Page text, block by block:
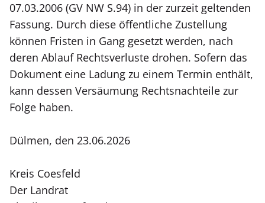
07.03.2006 (GV NW S.94) in der zurzeit geltenden
Fassung. Durch diese öffentliche Zustellung
können Fristen in Gang gesetzt werden, nach
deren Ablauf Rechtsverluste drohen. Sofern das
Dokument eine Ladung zu einem Termin enthält,
kann dessen Versäumung Rechtsnachteile zur
Folge haben.
Dülmen, den 23.06.2026
Kreis Coesfeld
Der Landrat